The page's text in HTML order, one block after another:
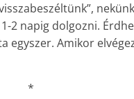
2 napig dolgozni.
egyszer. Amikor
*